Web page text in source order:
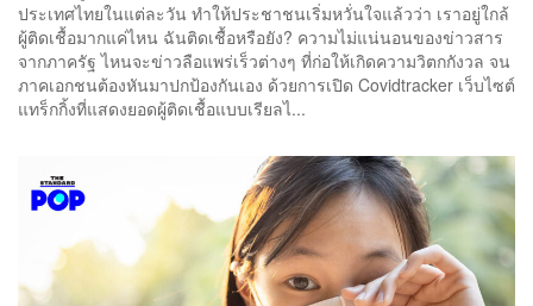
ประเทศไทยในแต่ละวัน ทำให้ประชาชนเริ่มหวั่นใจแล้วว่า เราอยู่ใกล้
ผู้ติดเชื้อมากแค่ไหน ฉันติดเชื้อหรือยัง? ความไม่แน่นอนของข่าวสาร
จากภาครัฐ ไหนจะข่าวลือแพร่เร็วต่างๆ ที่ก่อให้เกิดความวิตกกังวล จน
ภาคเอกชนต้องหันมาปกป้องกันเอง ด้วยการเปิด Covidtracker เว็บไซต์
แทร็กกิ้งที่แสดงยอดผู้ติดเชื้อแบบเรียลไ...